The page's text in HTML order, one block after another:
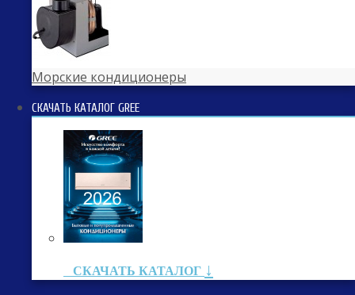
Морские кондиционеры
СКАЧАТЬ КАТАЛОГ GREE
СКАЧАТЬ КАТАЛОГ ↓